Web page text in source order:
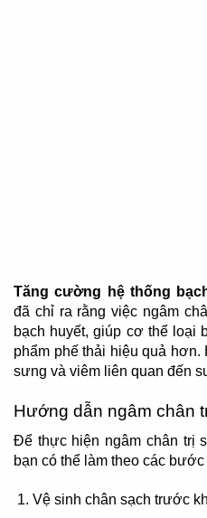
Tăng cường hệ thống
đã chỉ ra rằng việc ngâm
bạch huyết, giúp cơ thể loại
phẩm phế thải hiệu quả
sưng và viêm liên quan đến
Hướng dẫn ngâm chân
Để thực hiện ngâm chân trị
bạn có thể làm theo các bước
Vệ sinh chân sạch trước